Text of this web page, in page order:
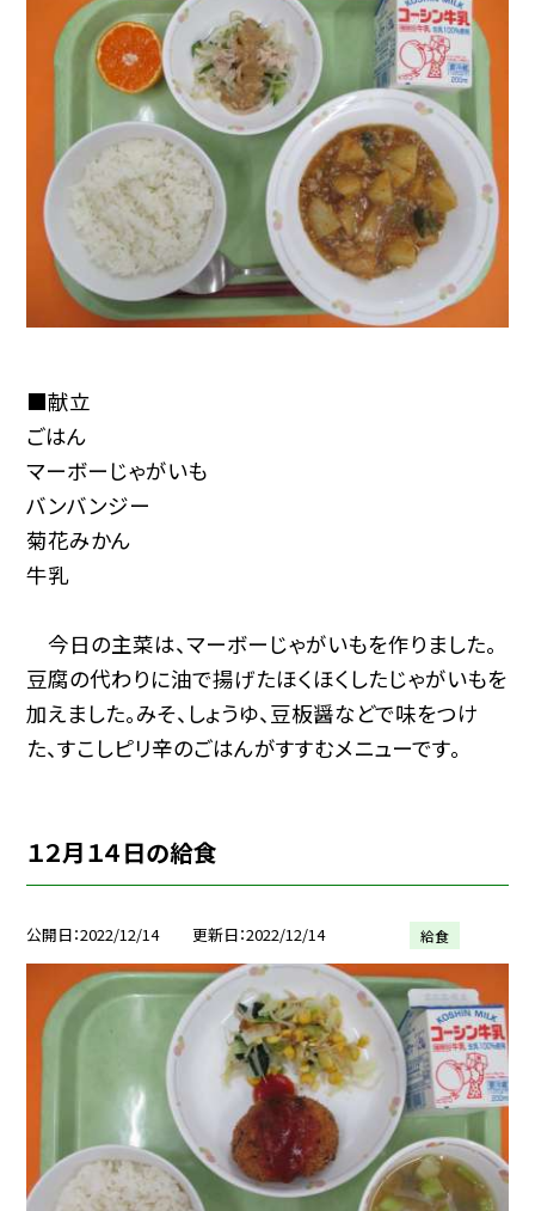
■献立
ごはん
マーボーじゃがいも
バンバンジー
菊花みかん
牛乳
今日の主菜は、マーボーじゃがいもを作りました。
豆腐の代わりに油で揚げたほくほくしたじゃがいもを
加えました。みそ、しょうゆ、豆板醤などで味をつけ
た、すこしピリ辛のごはんがすすむメニューです。
１２月１４日の給食
公開日 2022/12/14 更新日 2022/12/14 給食